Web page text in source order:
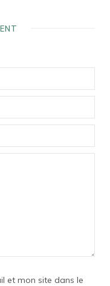
et mon site dans le